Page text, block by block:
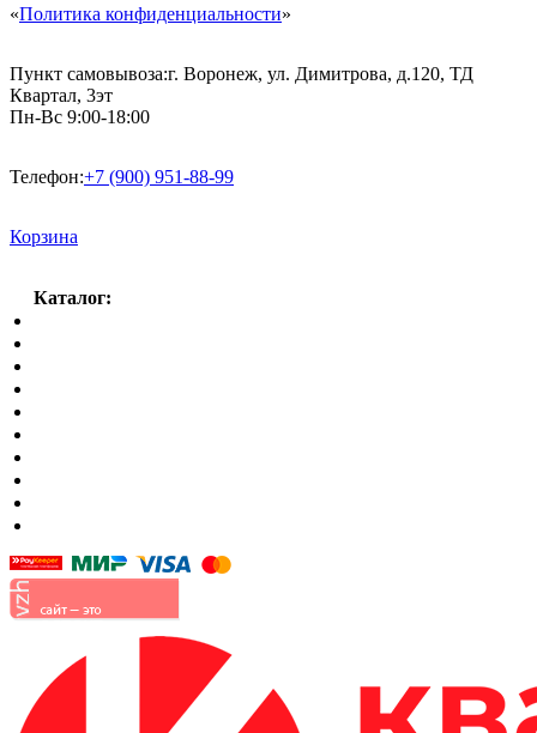
«Политика конфиденциальности»
Пункт самовывоза:г. Воронеж, ул. Димитрова, д.120, ТД
Квартал, 3эт
Пн-Вс 9:00-18:00
Телефон:+7 (900) 951-88-99
Корзина
Каталог: